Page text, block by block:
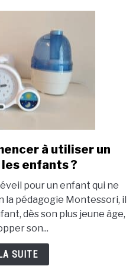
link
to
quel
âge
commencer
à
utiliser
à utiliser un
enfants ?
pour un enfant qui ne
la pédagogie Montessori, il
dès son plus jeune âge,
son...
SUITE